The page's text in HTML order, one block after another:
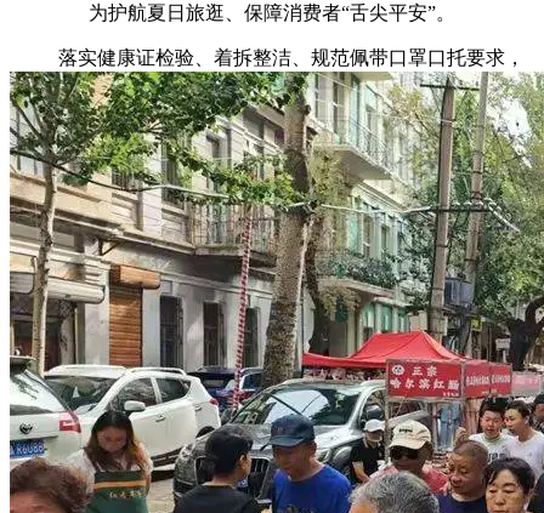
为护航夏日旅逛、保障消费者“舌尖平安”。
落实健康证检验、着拆整洁、规范佩带口罩口托要求，